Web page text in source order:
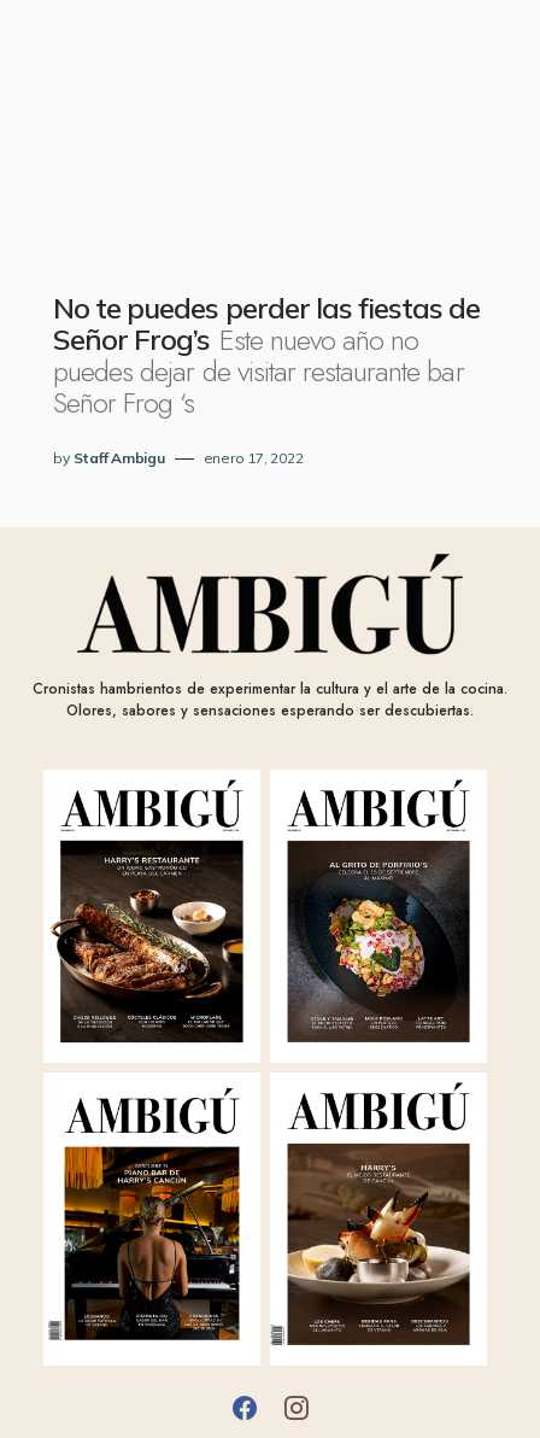
No te puedes perder las fiestas de
Señor Frog’s Este nuevo año no
puedes dejar de visitar restaurante bar
Señor Frog ‘s
by Staff Ambigu enero 17, 2022
Cronistas hambrientos de experimentar la cultura y el arte de la cocina.
Olores, sabores y sensaciones esperando ser descubiertas.